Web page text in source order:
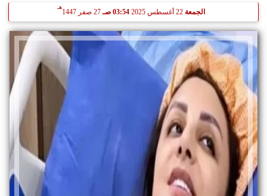
الجمعة 03:54 صـ 27 صفر 1447
هـ